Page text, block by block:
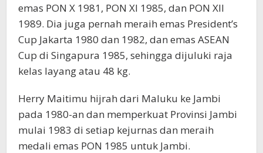
emas PON X 1981, PON XI 1985, dan PON XII
1989. Dia juga pernah meraih emas President’s
Cup Jakarta 1980 dan 1982, dan emas ASEAN
Cup di Singapura 1985, sehingga dijuluki raja
kelas layang atau 48 kg.
Herry Maitimu hijrah dari Maluku ke Jambi
pada 1980-an dan memperkuat Provinsi Jambi
mulai 1983 di setiap kejurnas dan meraih
medali emas PON 1985 untuk Jambi.